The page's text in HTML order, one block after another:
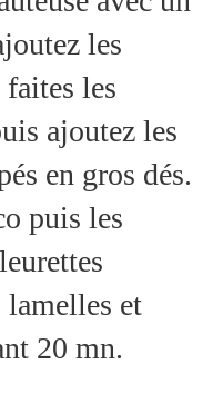
les
les
ajoutez les
en gros dés.
puis les
lamelles et
20 mn.